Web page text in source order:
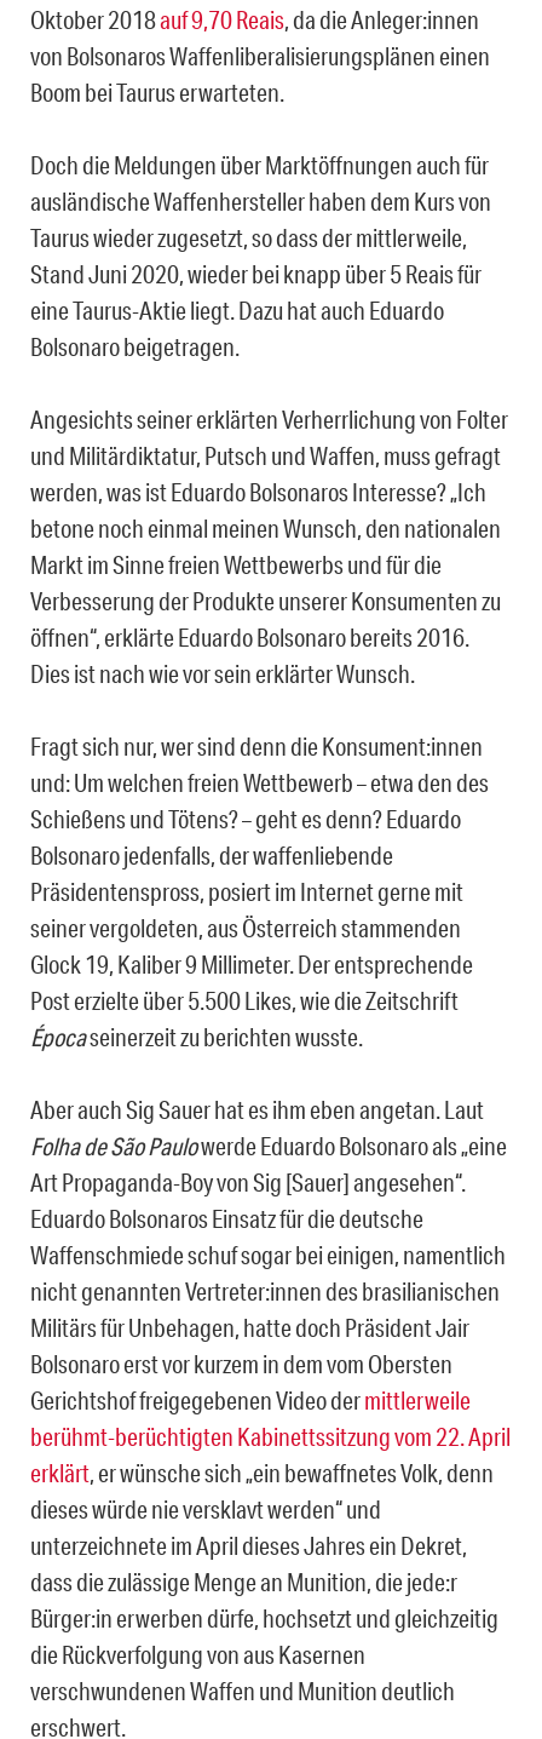
Oktober 2018auf 9,70 Reais, da die Anleger:innen
von Bolsonaros Waffenliberalisierungsplänen einen
Boom bei Taurus erwarteten.
Doch die Meldungen über Marktöffnungen auch für
ausländische Waffenhersteller haben dem Kurs von
Taurus wieder zugesetzt, so dass der mittlerweile,
Stand Juni 2020, wieder bei knapp über 5 Reais für
eine Taurus-Aktie liegt. Dazu hat auch Eduardo
Bolsonaro beigetragen.
Angesichts seiner erklärten Verherrlichung von Folter
und Militärdiktatur, Putsch und Waffen, muss gefragt
werden, was ist Eduardo Bolsonaros Interesse? „Ich
betone noch einmal meinen Wunsch, den nationalen
Markt im Sinne freien Wettbewerbs und für die
Verbesserung der Produkte unserer Konsumenten zu
öffnen“, erklärte Eduardo Bolsonaro bereits 2016.
Dies ist nach wie vor sein erklärter Wunsch.
Fragt sich nur, wer sind denn die Konsument:innen
und: Um welchen freien Wettbewerb – etwa den des
Schießens und Tötens? – geht es denn? Eduardo
Bolsonaro jedenfalls, der waffenliebende
Präsidentenspross, posiert im Internet gerne mit
seiner vergoldeten, aus Österreich stammenden
Glock 19, Kaliber 9 Millimeter. Der entsprechende
Post erzielte über 5.500 Likes, wie die Zeitschrift
Épocaseinerzeit zu berichten wusste.
Aber auch Sig Sauer hat es ihm eben angetan. Laut
Folha de São Paulowerde Eduardo Bolsonaro als „eine
Art Propaganda-Boy von Sig [Sauer] angesehen“.
Eduardo Bolsonaros Einsatz für die deutsche
Waffenschmiede schuf sogar bei einigen, namentlich
nicht genannten Vertreter:innen des brasilianischen
Militärs für Unbehagen, hatte doch Präsident Jair
Bolsonaro erst vor kurzem in dem vom Obersten
Gerichtshof freigegebenen Video dermittlerweile
berühmt-berüchtigten Kabinettssitzung vom 22. April
erklärt, er wünsche sich „ein bewaffnetes Volk, denn
dieses würde nie versklavt werden“ und
unterzeichnete im April dieses Jahres ein Dekret,
dass die zulässige Menge an Munition, die jede:r
Bürger:in erwerben dürfe, hochsetzt und gleichzeitig
die Rückverfolgung von aus Kasernen
verschwundenen Waffen und Munition deutlich
erschwert.